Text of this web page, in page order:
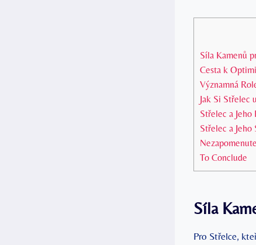
Síla Kamenů
Cesta k
Významná
Jak Si Střelec
Střelec a
Střelec a
To Conclude
Síla
Pro Střelce,